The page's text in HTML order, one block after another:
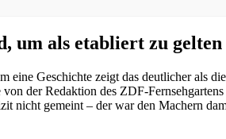
um als etabliert zu gelten
Geschichte zeigt das deutlicher als
der Redaktion des ZDF-
nicht gemeint – der war den Machern